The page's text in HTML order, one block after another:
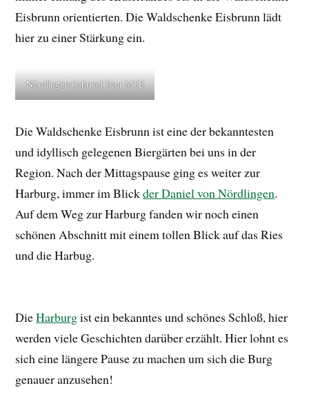
Eisbrunn orientierten. Die Waldschenke Eisbrunn lädt
hier zu einer Stärkung ein.
Nördlingen Fahrrad Tour MTB
Die Waldschenke Eisbrunn ist eine der bekanntesten
und idyllisch gelegenen Biergärten bei uns in der
Region. Nach der Mittagspause ging es weiter zur
Harburg, immer im Blickder Daniel von Nördlingen.
Auf dem Weg zur Harburg fanden wir noch einen
schönen Abschnitt mit einem tollen Blick auf das Ries
und die Harbug.
DieHarburgist ein bekanntes und schönes Schloß, hier
werden viele Geschichten darüber erzählt. Hier lohnt es
sich eine längere Pause zu machen um sich die Burg
genauer anzusehen!